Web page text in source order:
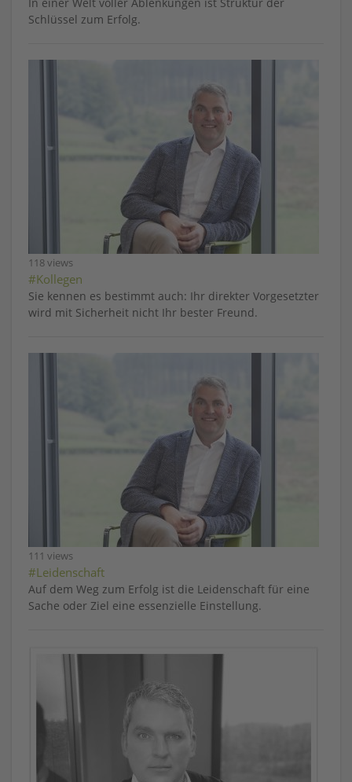
Schlüssel zum Erfolg.
118 views
#Kollegen
Sie kennen es bestimmt auch: Ihr direkter Vorgesetzter
wird mit Sicherheit nicht Ihr bester Freund.
111 views
#Leidenschaft
Auf dem Weg zum Erfolg ist die Leidenschaft für eine
Sache oder Ziel eine essenzielle Einstellung.